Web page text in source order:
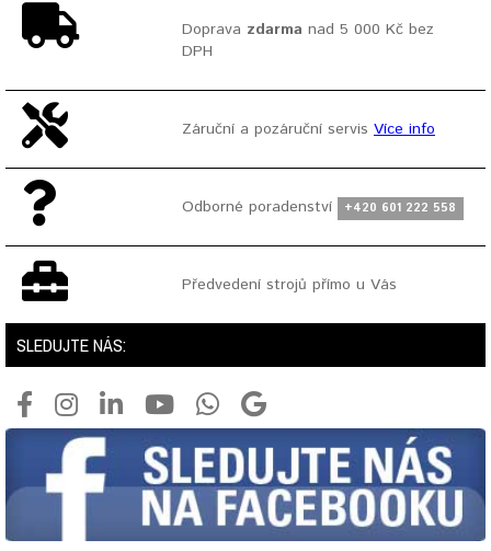
Doprava zdarma nad 5 000 Kč bez
DPH
Záruční a pozáruční servis Více info
Odborné poradenství +420 601 222 558
Předvedení strojů přímo u Vás
SLEDUJTE NÁS: